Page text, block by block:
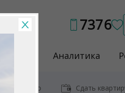
7376
Аналитика
у метро Сдать